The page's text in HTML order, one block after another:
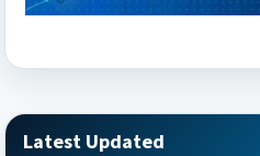
Latest Updated